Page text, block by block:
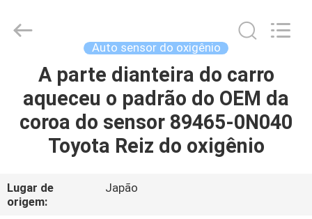
CASA
PRODUTOS
NÓS
Parts
Auto sensor do oxigênio
A parte dianteira do carro
aqueceu o padrão do OEM da
coroa do sensor 89465-0N040
Toyota Reiz do oxigênio
Lugar de
origem:
Japão